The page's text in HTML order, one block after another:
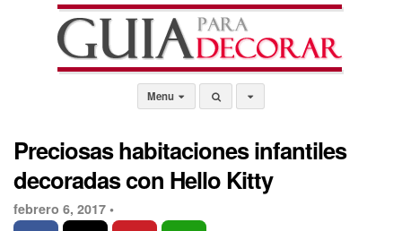
Menu
Preciosas habitaciones infantiles
decoradas con Hello Kitty
febrero 6, 2017 •